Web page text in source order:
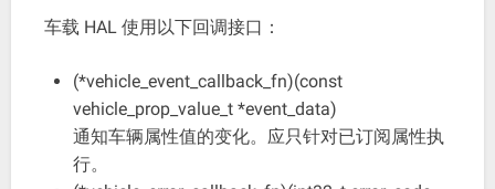
车载 HAL 使用以下回调接口：
(*vehicle_event_callback_fn)(const
vehicle_prop_value_t *event_data)
通知车辆属性值的变化。应只针对已订阅属性执
行。